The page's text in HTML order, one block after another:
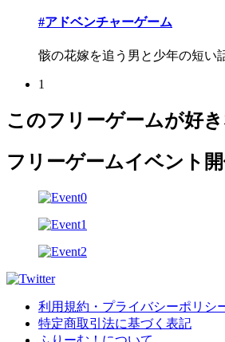
#アドベンチャーゲーム
骸の花嫁を追う男と少年の短い
1
このフリーゲームが好
フリーゲームイベント開
利用規約・プライバシーポリシ
特定商取引法に基づく表記